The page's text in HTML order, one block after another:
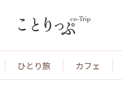
ひとり旅 カフェ